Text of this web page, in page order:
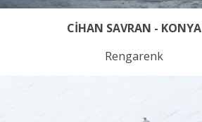
CİHAN SAVRAN - KONYA
Rengarenk